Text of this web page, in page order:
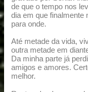
de que o tempo nos
dia em que finalmente
para onde.
Até metade da vida,
outra metade em
Da minha parte já
amigos e amores.
melhor.